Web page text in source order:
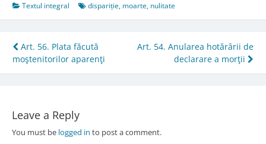
Textul integral dispariție, moarte, nulitate
Post
navigation
Art. 56. Plata făcută
moştenitorilor aparenţi
Art. 54. Anularea hotărârii de
declarare a morţii
Leave a Reply
You must be logged in to post a comment.